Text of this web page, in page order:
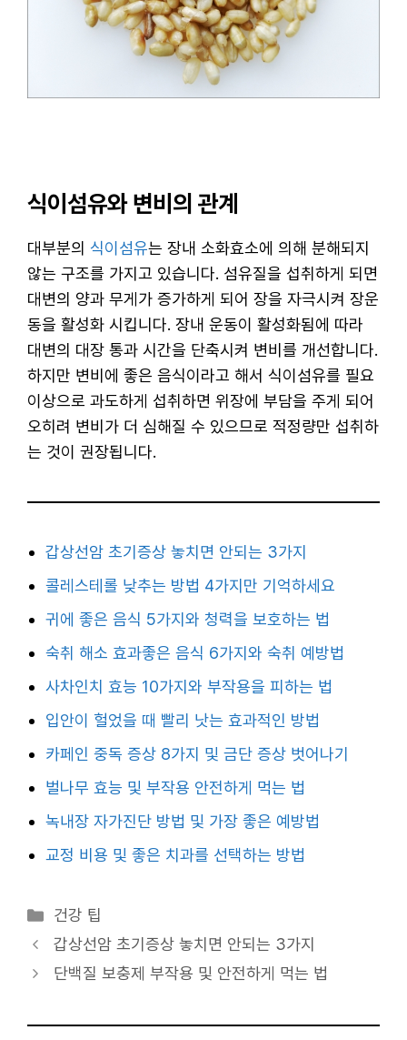
식이섬유와 변비의 관계
대부분의 식이섬유는 장내 소화효소에 의해 분해되지
않는 구조를 가지고 있습니다. 섬유질을 섭취하게 되면
대변의 양과 무게가 증가하게 되어 장을 자극시켜 장운
동을 활성화 시킵니다. 장내 운동이 활성화됨에 따라
대변의 대장 통과 시간을 단축시켜 변비를 개선합니다.
하지만 변비에 좋은 음식이라고 해서 식이섬유를 필요
이상으로 과도하게 섭취하면 위장에 부담을 주게 되어
오히려 변비가 더 심해질 수 있으므로 적정량만 섭취하
는 것이 권장됩니다.
갑상선암 초기증상 놓치면 안되는 3가지
콜레스테롤 낮추는 방법 4가지만 기억하세요
귀에 좋은 음식 5가지와 청력을 보호하는 법
숙취 해소 효과좋은 음식 6가지와 숙취 예방법
사차인치 효능 10가지와 부작용을 피하는 법
입안이 헐었을 때 빨리 낫는 효과적인 방법
카페인 중독 증상 8가지 및 금단 증상 벗어나기
벌나무 효능 및 부작용 안전하게 먹는 법
녹내장 자가진단 방법 및 가장 좋은 예방법
교정 비용 및 좋은 치과를 선택하는 방법
카
테
고
건강 팁
갑상선암 초기증상 놓치면 안되는 3가지
단백질 보충제 부작용 및 안전하게 먹는 법